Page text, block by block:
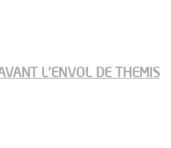
L’ENVOL DE THEMIS